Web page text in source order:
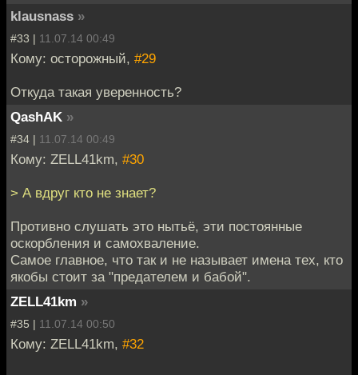
klausnass »
#33 | 11.07.14 00:49
Кому: осторожный, #29
Откуда такая уверенность?
QashAK »
#34 | 11.07.14 00:49
Кому: ZELL41km, #30
> А вдруг кто не знает?
Противно слушать это нытьё, эти постоянные
оскорбления и самохваление.
Самое главное, что так и не называет имена тех, кто
якобы стоит за "предателем и бабой".
ZELL41km »
#35 | 11.07.14 00:50
Кому: ZELL41km, #32